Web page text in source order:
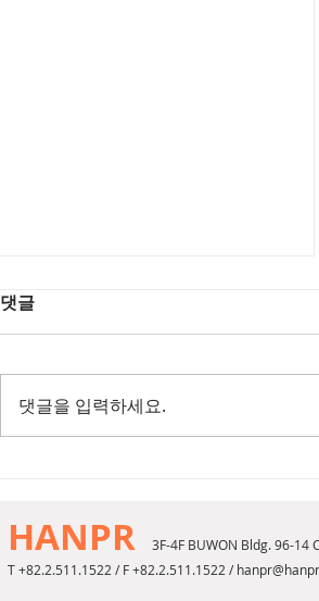
댓글
댓글을 입력하세요.
HANPR
3F-4F BUWON Bldg. 96-14
T +82.2.511.1522 / F +82.2.511.1522 /